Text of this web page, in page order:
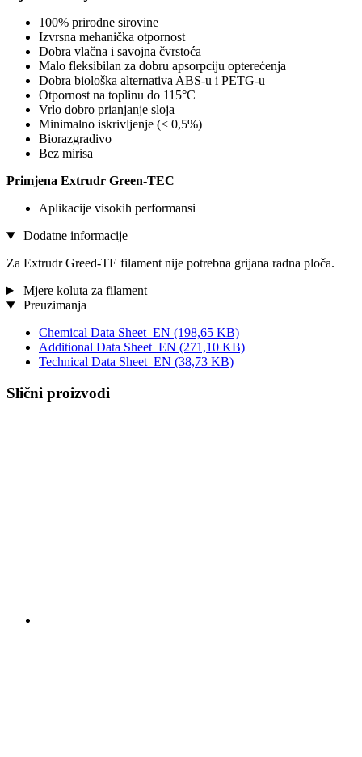
100% prirodne sirovine
Izvrsna mehanička otpornost
Dobra vlačna i savojna čvrstoća
Malo fleksibilan za dobru apsorpciju opterećenja
Dobra biološka alternativa ABS-u i PETG-u
Otpornost na toplinu do 115°C
Vrlo dobro prianjanje sloja
Minimalno iskrivljenje (< 0,5%)
Biorazgradivo
Bez mirisa
Primjena Extrudr Green-TEC
Aplikacije visokih performansi
Dodatne informacije
Za Extrudr Greed-TE filament nije potrebna grijana radna ploča.
Mjere koluta za filament
Preuzimanja
Chemical Data Sheet_EN (198,65 KB)
Additional Data Sheet_EN (271,10 KB)
Technical Data Sheet_EN (38,73 KB)
Slični proizvodi